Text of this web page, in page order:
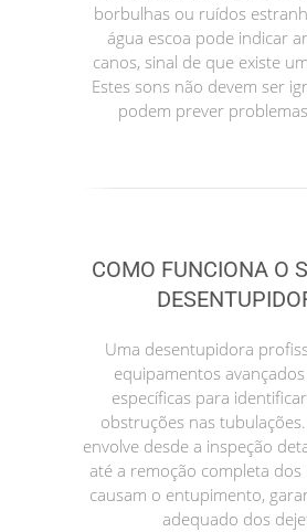
borbulhas ou ruídos
água escoa pode indicar
canos, sinal de que existe
Estes sons não devem ser
podem prever
COMO FUNCIONA O
Uma desentupidora
equipamentos
específicas para
obstruções nas
envolve desde a inspeção
até a remoção completa dos
causam o entupimento,
adequado dos